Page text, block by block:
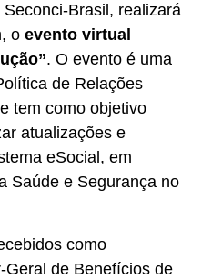
Brasil, realizará
o evento virtual
. O evento é uma
de Relações
tem como objetivo
atualizações e
eSocial, em
Saúde e Segurança no
como
de Benefícios de